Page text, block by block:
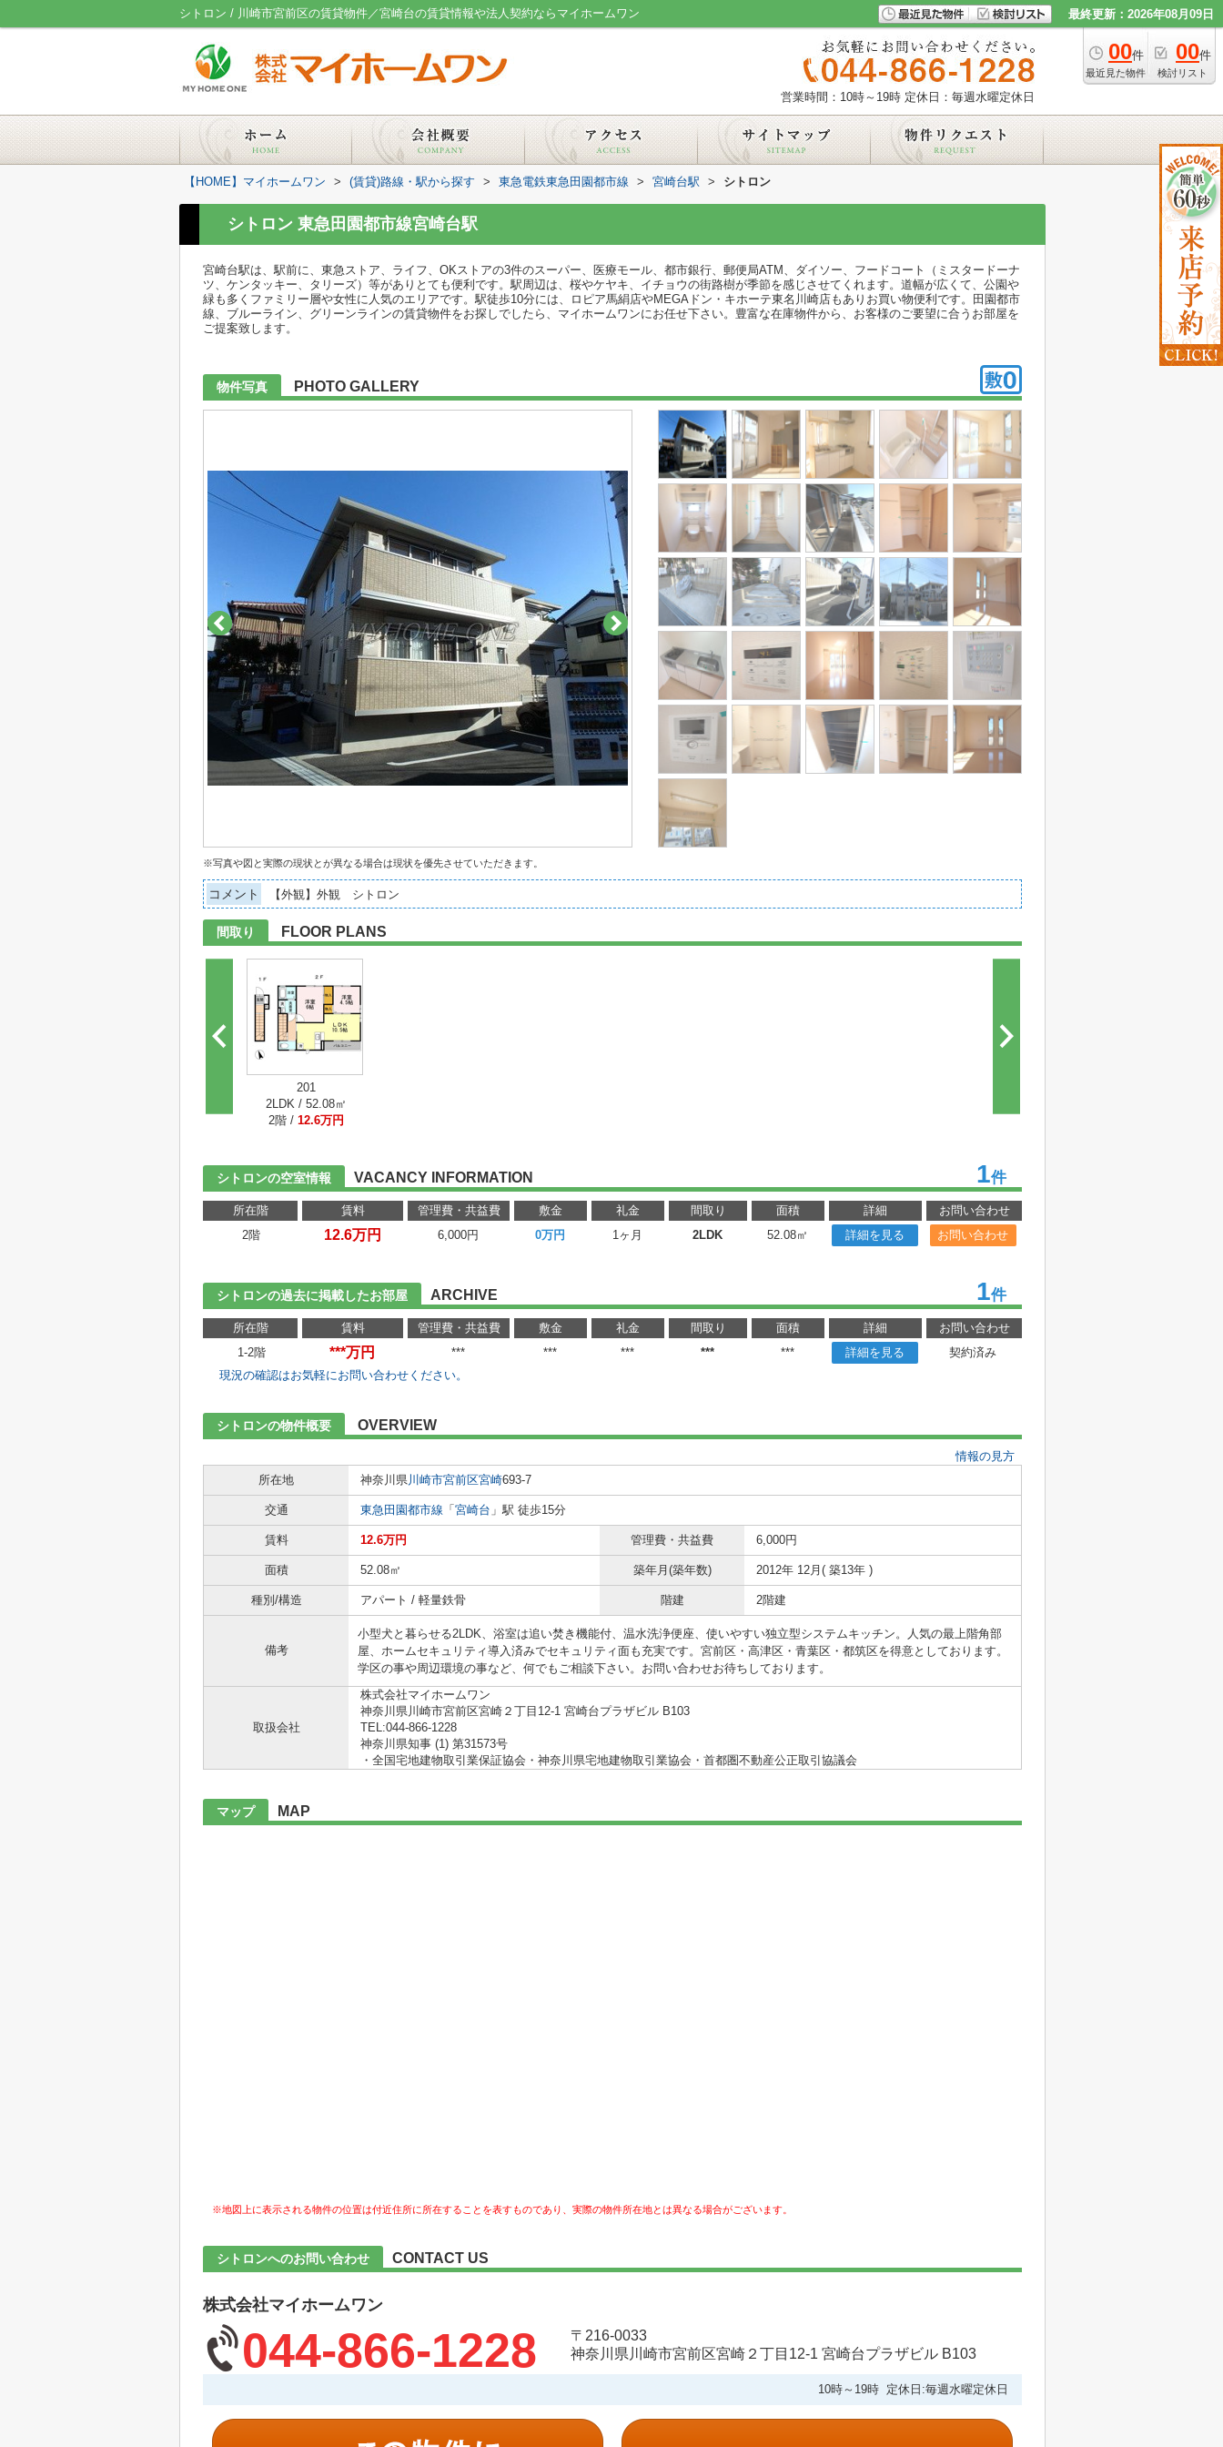
シトロン / 川崎市宮前区の賃貸物件／宮崎台の賃貸情報や法人契約ならマイホームワン 最終更新：2026年08月09日
00件
最近見た物件
00件
検討リスト
営業時間：10時～19時 定休日：毎週水曜定休日
【HOME】マイホームワン > (賃貸)路線・駅から探す > 東急電鉄東急田園都市線 > 宮崎台駅 > シトロン
シトロン 東急田園都市線宮崎台駅
宮崎台駅は、駅前に、東急ストア、ライフ、OKストアの3件のスーパー、医療モール、都市銀行、郵便局ATM、ダイソー、フードコート（ミスタードーナ
ツ、ケンタッキー、タリーズ）等がありとても便利です。駅周辺は、桜やケヤキ、イチョウの街路樹が季節を感じさせてくれます。道幅が広くて、公園や
緑も多くファミリー層や女性に人気のエリアです。駅徒歩10分には、ロピア馬絹店やMEGAドン・キホーテ東名川崎店もありお買い物便利です。田園都市
線、ブルーライン、グリーンラインの賃貸物件をお探しでしたら、マイホームワンにお任せ下さい。豊富な在庫物件から、お客様のご要望に合うお部屋を
ご提案致します。
物件写真 PHOTO GALLERY
※写真や図と実際の現状とが異なる場合は現状を優先させていただきます。
コメント 【外観】外観 シトロン
間取り FLOOR PLANS
201
2LDK / 52.08㎡
2階 / 12.6万円
シトロンの空室情報 VACANCY INFORMATION 1件
所在階 賃料 管理費・共益費 敷金 礼金 間取り 面積 詳細
お問い合わせ
2階
12.6万円 6,000円 0万円 1ヶ月 2LDK 52.08㎡ 詳細を見る お問い合わせ
シトロンの過去に掲載したお部屋 ARCHIVE 1件
所在階 賃料 管理費・共益費 敷金 礼金 間取り 面積 詳細
お問い合わせ
1-2階
***万円 *** *** *** *** *** 詳細を見る
契約済み
現況の確認はお気軽にお問い合わせください。
シトロンの物件概要 OVERVIEW
情報の見方
所在地
神奈川県川崎市宮前区宮崎693-7
交通 東急田園都市線 「 宮崎台 」駅 徒歩15分
賃料 12.6万円 管理費・共益費 6,000円
面積 52.08㎡ 築年月(築年数) 2012年 12月( 築13年 )
種別/構造 アパート / 軽量鉄骨 階建 2階建
備考
小型犬と暮らせる2LDK、浴室は追い焚き機能付、温水洗浄便座、使いやすい独立型システムキッチン。人気の最上階角部
屋、ホームセキュリティ導入済みでセキュリティ面も充実です。宮前区・高津区・青葉区・都筑区を得意としております。
学区の事や周辺環境の事など、何でもご相談下さい。お問い合わせお待ちしております。
取扱会社
株式会社マイホームワン
神奈川県川崎市宮前区宮崎２丁目12-1 宮崎台プラザビル B103
TEL:044-866-1228
神奈川県知事 (1) 第31573号
・全国宅地建物取引業保証協会・神奈川県宅地建物取引業協会・首都圏不動産公正取引協議会
マップ MAP
※地図上に表示される物件の位置は付近住所に所在することを表すものであり、実際の物件所在地とは異なる場合がございます。
シトロンへのお問い合わせ CONTACT US
株式会社マイホームワン
044-866-1228
〒216-0033
神奈川県川崎市宮前区宮崎２丁目12-1 宮崎台プラザビル B103
10時～19時 定休日:毎週水曜定休日